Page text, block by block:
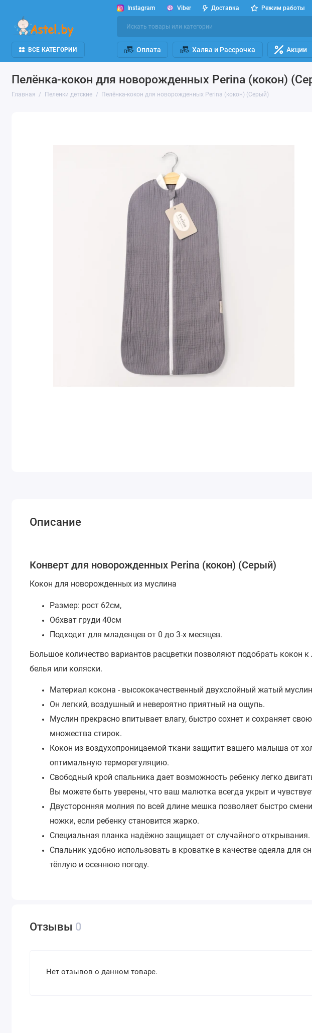
Instagram Viber Доставка Режим работы
ВСЕ КАТЕГОРИИ Оплата Халва и Рассрочка Акции
Пелёнка-кокон для новорожденных Perina (кокон)
Главная Пеленки детские Пелёнка-кокон для новорожденных Perina (кокон) (Серый)
Описание
Конверт для новорожденных Perina (кокон) (Серый)
Кокон для новорожденных из муслина
Размер: рост 62см,
Обхват груди 40см
Подходит для младенцев от 0 до 3-х месяцев.
Большое количество вариантов расцветки позволяют подобрать кокон
белья или коляски.
Материал кокона - высококачественный двухслойный жатый
Он легкий, воздушный и невероятно приятный на ощупь.
Муслин прекрасно впитывает влагу, быстро сохнет и сохраняет
множества стирок.
Кокон из воздухопроницаемой ткани защитит вашего малыша от
оптимальную терморегуляцию.
Свободный крой спальника дает возможность ребенку легко
Вы можете быть уверены, что ваш малютка всегда укрыт и
Двусторонняя молния по всей длине мешка позволяет быстро
ножки, если ребенку становится жарко.
Специальная планка надёжно защищает от случайного открывания.
Спальник удобно использовать в кроватке в качестве одеяла для
тёплую и осеннюю погоду.
Отзывы 0
Нет отзывов о данном товаре.